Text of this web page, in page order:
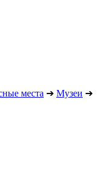
места ➔ Музеи ➔